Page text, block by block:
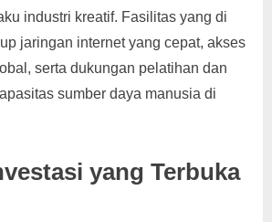
industri kreatif. Fasilitas yang di
jaringan internet yang cepat, akses
serta dukungan pelatihan dan
sumber daya manusia di
yang Terbuka